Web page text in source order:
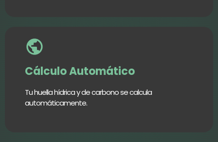
Cálculo Automático
Tu huella hídrica y de carbono se calcula
automáticamente.